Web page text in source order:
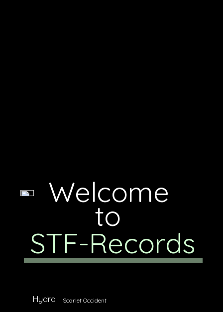
Welcome
STF-Records
Hydra
to
Scarlet Occident